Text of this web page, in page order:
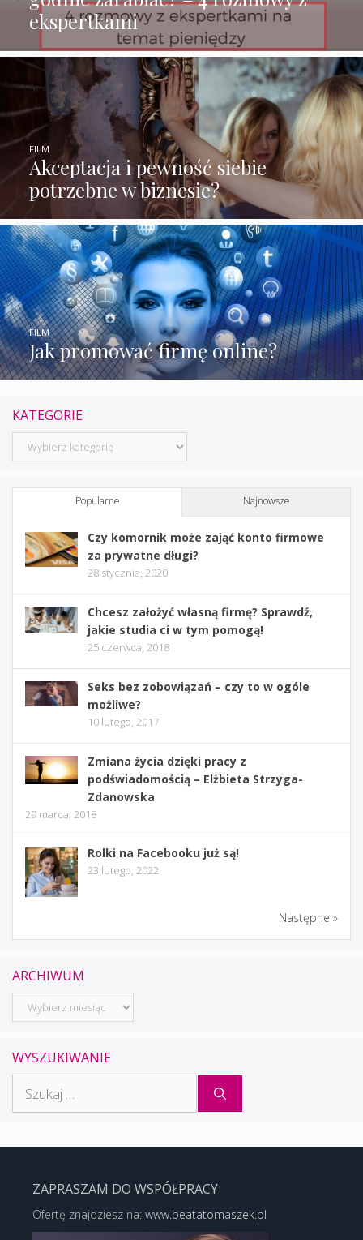
ekspertkami
Akceptacja i pewność siebie
potrzebne w biznesie?
FILM
Jak promować firmę online?
FILM
KATEGORIE
Kategorie
Popularne Najnowsze
Czy komornik może zająć konto firmowe
za prywatne długi?
28 stycznia, 2020
Chcesz założyć własną firmę? Sprawdź,
jakie studia ci w tym pomogą!
25 czerwca, 2018
Seks bez zobowiązań – czy to w ogóle
możliwe?
10 lutego, 2017
Zmiana życia dzięki pracy z
podświadomością – Elżbieta Strzyga-
Zdanowska
29 marca, 2018
Rolki na Facebooku już są!
23 lutego, 2022
Następne »
ARCHIWUM
Archiwum
WYSZUKIWANIE
ZAPRASZAM DO WSPÓŁPRACY
Ofertę znajdziesz na: www.beatatomaszek.pl